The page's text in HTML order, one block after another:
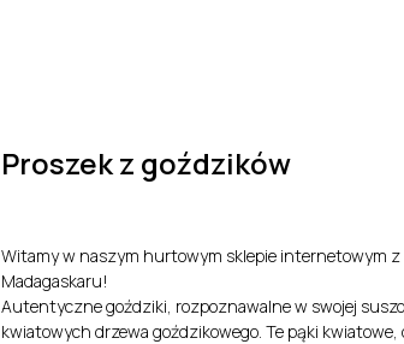
Proszek z goździków
Witamy w naszym hurtowym sklepie internetowym
Madagaskaru!
Autentyczne goździki, rozpoznawalne w swojej
kwiatowych drzewa goździkowego. Te pąki kwiatowe,